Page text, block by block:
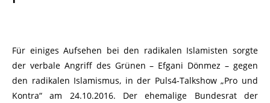
Für einiges Aufsehen bei den radikalen Islamisten sorgte
der verbale Angriff des Grünen – Efgani Dönmez – gegen
den radikalen Islamismus, in der Puls4-Talkshow „Pro und
Kontra“ am 24.10.2016. Der ehemalige Bundesrat der